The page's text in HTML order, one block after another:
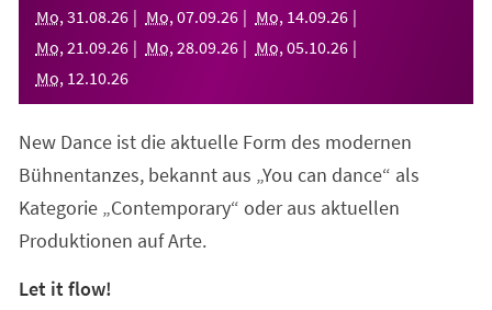
Mo, 31 .08.26 Mo, 07.09.26 Mo, 14.09.26
Mo, 21 .09.26 Mo, 28.09.26 Mo, 05.10.26
Mo, 12.10.26
New Dance ist die aktuelle Form des modernen
Bühnentanzes, bekannt aus „You can dance“ als
Kategorie „Contemporary“ oder aus aktuellen
Produktionen auf Arte.
Let it flow!